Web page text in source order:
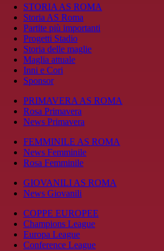
STORIA AS ROMA
Storia AS Roma
Partite più importanti
Progetti Stadio
Storia delle maglie
Maglia attuale
Inni e Cori
Sponsor
PRIMAVERA AS ROMA
Rosa Primavera
News Primavera
FEMMINILE AS ROMA
News Femminile
Rosa Femminile
GIOVANILI AS ROMA
News Giovanili
COPPE EUROPEE
Champions League
Europa League
Conference League